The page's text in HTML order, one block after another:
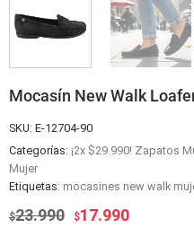
Mocasín New Walk
SKU: E-12704-90
Categorías: ¡2x $29.990! Zapatos
Mujer
Etiquetas: mocasines new walk
$23.990 El
$17.990El